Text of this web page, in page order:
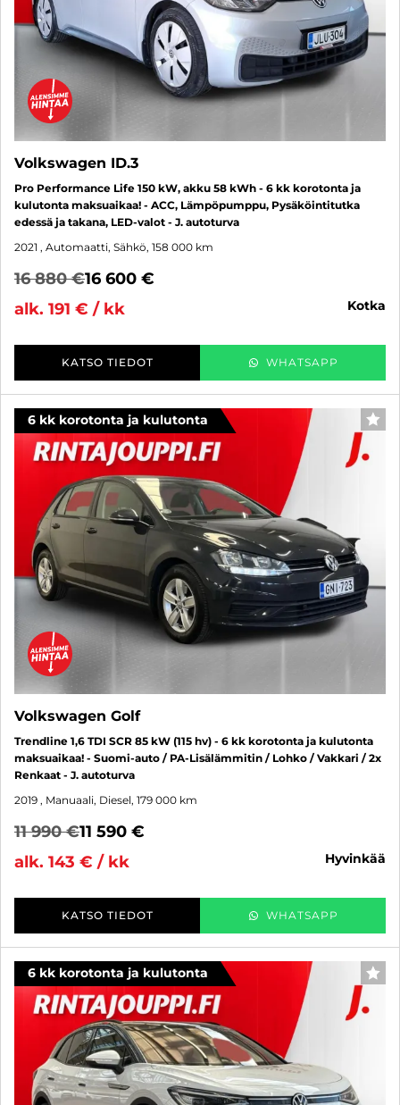
Volkswagen ID.3
Pro Performance Life 150 kW, akku 58 kWh - 6 kk korotonta ja
kulutonta maksuaikaa! - ACC, Lämpöpumppu, Pysäköintitutka
edessä ja takana, LED-valot - J. autoturva
2021 , Automaatti, Sähkö, 158 000 km
16 880 €16 600 €
alk. 191 € / kk
kotka
KATSO TIEDOT WHATSAPP
6 kk korotonta ja kulutonta
Volkswagen Golf
Trendline 1,6 TDI SCR 85 kW (115 hv) - 6 kk korotonta ja kulutonta
maksuaikaa! - Suomi-auto / PA-Lisälämmitin / Lohko / Vakkari / 2x
Renkaat - J. autoturva
2019 , Manuaali, Diesel, 179 000 km
11 990 €11 590 €
alk. 143 € / kk
hyvinkää
KATSO TIEDOT WHATSAPP
6 kk korotonta ja kulutonta